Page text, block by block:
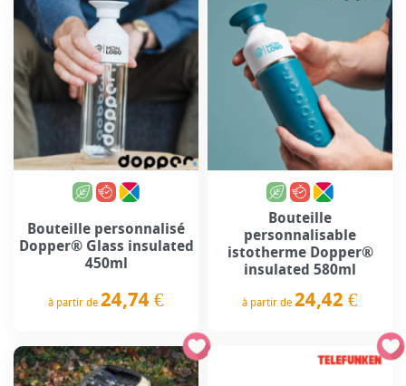
Bouteille personnalisé
Dopper® Glass insulated
450ml
à partir de 24,74 €
Bouteille
personnalisable
istotherme Dopper®
insulated 580ml
à partir de 24,42 €